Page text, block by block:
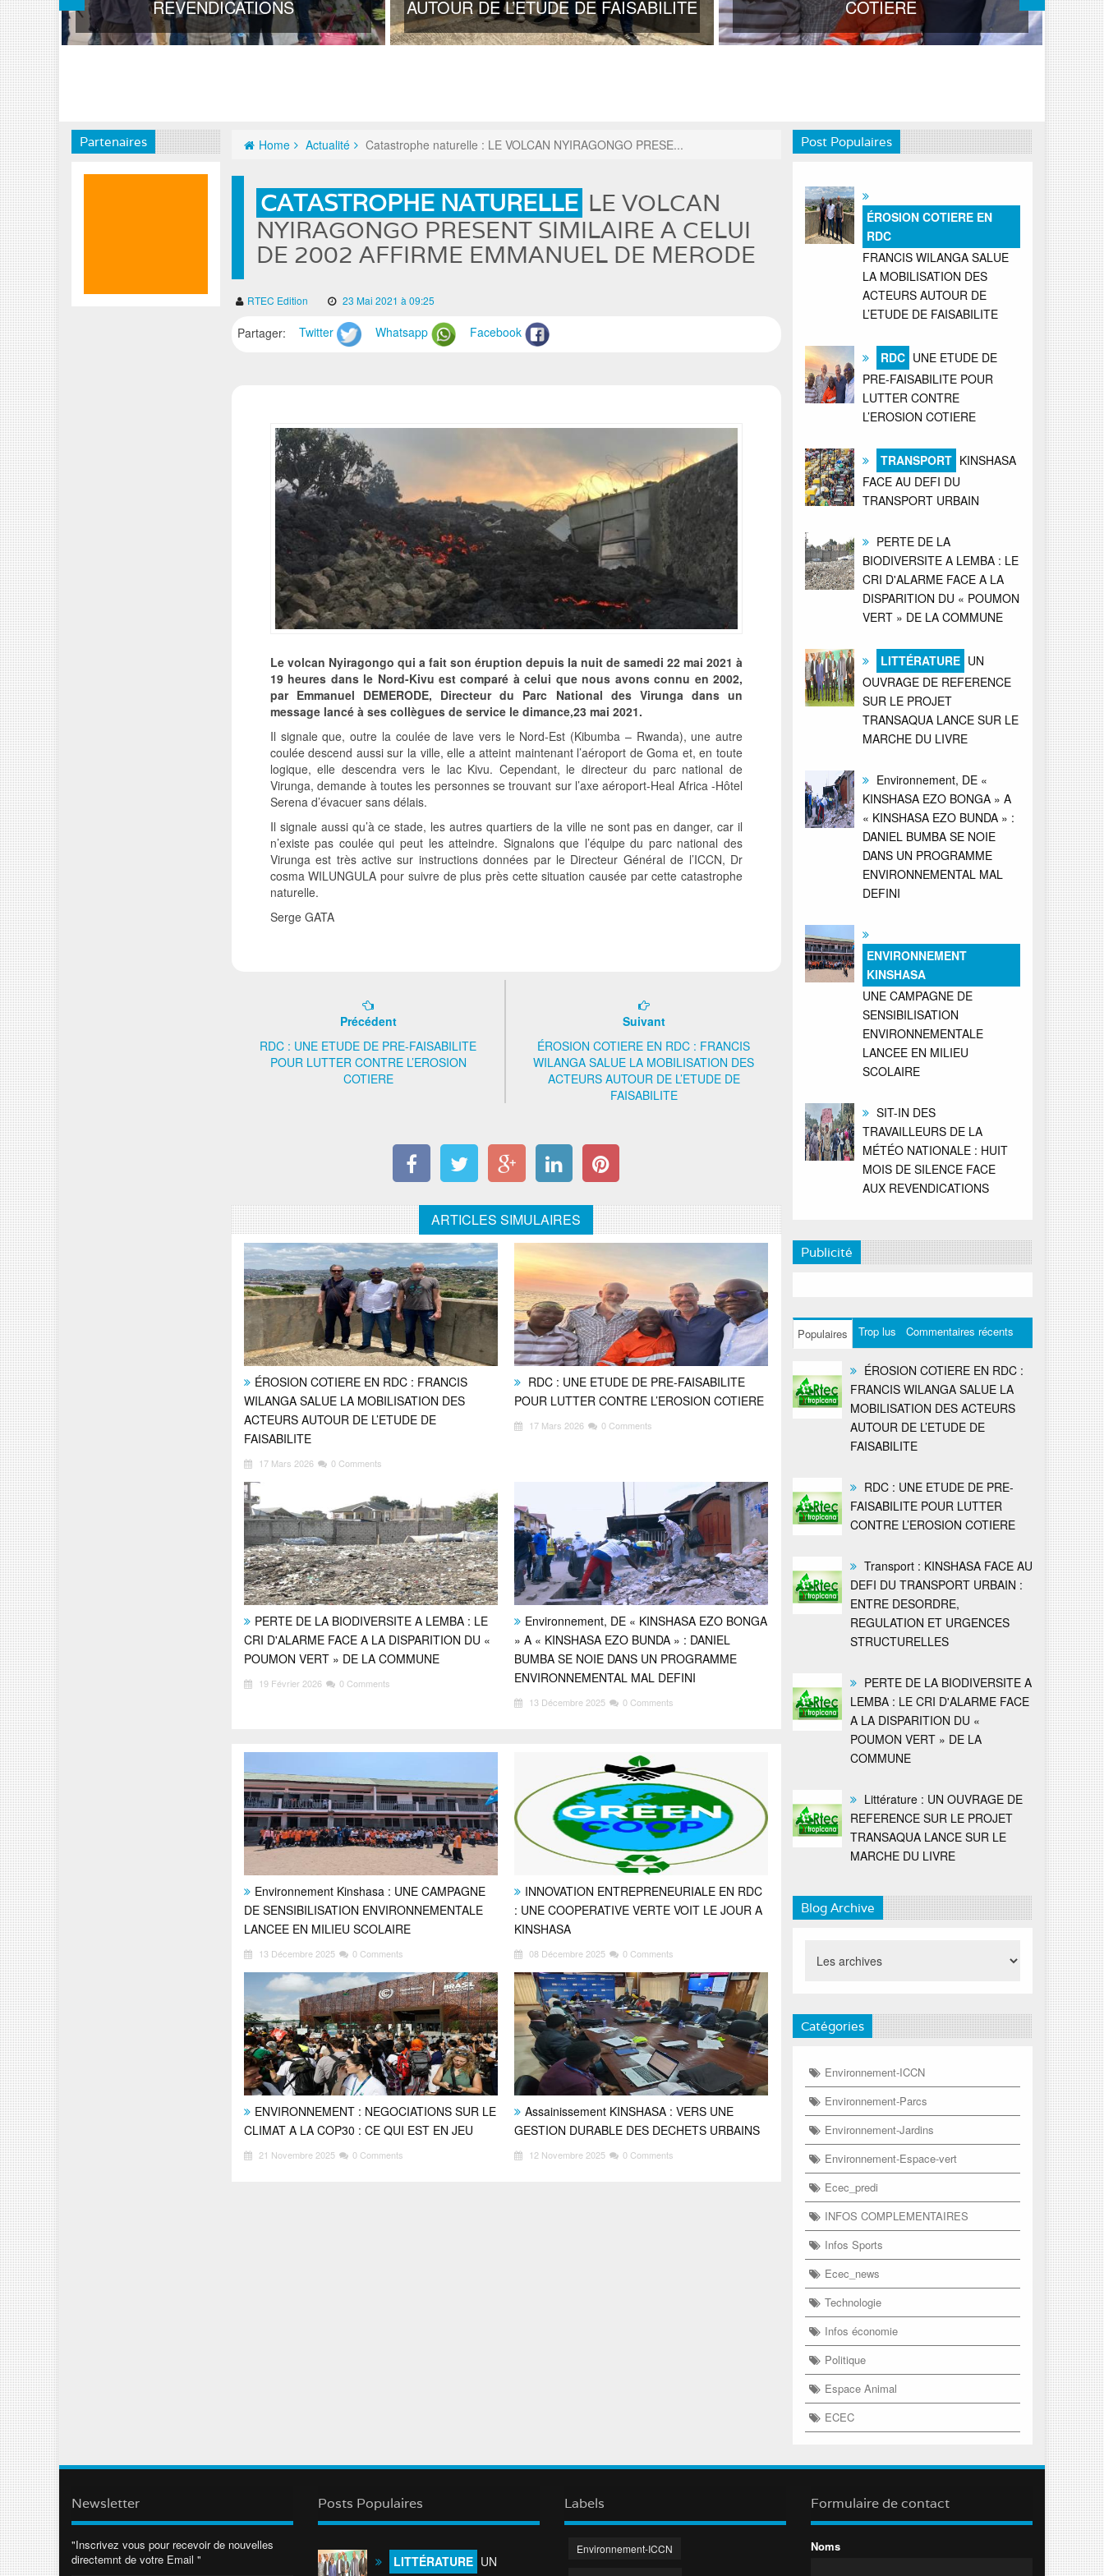
REVENDICATIONS AUTOUR DE L’ETUDE DE FAISABILITE COTIERE
Partenaires Home Actualité Catastrophe naturelle : LE VOLCAN NYIRAGONGO PRESE...
CATASTROPHE NATURELLE LE VOLCAN
NYIRAGONGO PRESENT SIMILAIRE A CELUI
DE 2002 AFFIRME EMMANUEL DE MERODE
RTEC Edition 23 Mai 2021 à 09:25
Partager: Twitter Whatsapp Facebook
Le volcan Nyiragongo qui a fait son éruption depuis la nuit de samedi 22 mai 2021 à
19 heures dans le Nord-Kivu est comparé à celui que nous avons connu en 2002,
par Emmanuel DEMERODE, Directeur du Parc National des Virunga dans un
message lancé à ses collègues de service le dimance,23 mai 2021.
Il signale que, outre la coulée de lave vers le Nord-Est (Kibumba – Rwanda), une autre
coulée descend aussi sur la ville, elle a atteint maintenant l’aéroport de Goma et, en toute
logique, elle descendra vers le lac Kivu. Cependant, le directeur du parc national de
Virunga, demande à toutes les personnes se trouvant sur l’axe aéroport-Heal Africa -Hôtel
Serena d’évacuer sans délais.
Il signale aussi qu’à ce stade, les autres quartiers de la ville ne sont pas en danger, car il
n’existe pas coulée qui peut les atteindre. Signalons que l’équipe du parc national des
Virunga est très active sur instructions données par le Directeur Général de l’ICCN, Dr
cosma WILUNGULA pour suivre de plus près cette situation causée par cette catastrophe
naturelle.
Serge GATA
Précédent
RDC : UNE ETUDE DE PRE-FAISABILITE
POUR LUTTER CONTRE L’EROSION
COTIERE
Suivant
ÉROSION COTIERE EN RDC : FRANCIS
WILANGA SALUE LA MOBILISATION DES
ACTEURS AUTOUR DE L’ETUDE DE
FAISABILITE
ARTICLES SIMULAIRES
ÉROSION COTIERE EN RDC : FRANCIS
WILANGA SALUE LA MOBILISATION DES
ACTEURS AUTOUR DE L’ETUDE DE
FAISABILITE
17 Mars 2026 0 Comments
RDC : UNE ETUDE DE PRE-FAISABILITE
POUR LUTTER CONTRE L’EROSION COTIERE
17 Mars 2026 0 Comments
PERTE DE LA BIODIVERSITE A LEMBA : LE
CRI D'ALARME FACE A LA DISPARITION DU «
POUMON VERT » DE LA COMMUNE
19 Février 2026 0 Comments
Environnement, DE « KINSHASA EZO BONGA
» A « KINSHASA EZO BUNDA » : DANIEL
BUMBA SE NOIE DANS UN PROGRAMME
ENVIRONNEMENTAL MAL DEFINI
13 Décembre 2025 0 Comments
Environnement Kinshasa : UNE CAMPAGNE
DE SENSIBILISATION ENVIRONNEMENTALE
LANCEE EN MILIEU SCOLAIRE
13 Décembre 2025 0 Comments
INNOVATION ENTREPRENEURIALE EN RDC
: UNE COOPERATIVE VERTE VOIT LE JOUR A
KINSHASA
08 Décembre 2025 0 Comments
ENVIRONNEMENT : NEGOCIATIONS SUR LE
CLIMAT A LA COP30 : CE QUI EST EN JEU
21 Novembre 2025 0 Comments
Assainissement KINSHASA : VERS UNE
GESTION DURABLE DES DECHETS URBAINS
12 Novembre 2025 0 Comments
Post Populaires
ÉROSION COTIERE EN
RDC
FRANCIS WILANGA SALUE
LA MOBILISATION DES
ACTEURS AUTOUR DE
L’ETUDE DE FAISABILITE
RDC UNE ETUDE DE
PRE-FAISABILITE POUR
LUTTER CONTRE
L’EROSION COTIERE
TRANSPORT KINSHASA
FACE AU DEFI DU
TRANSPORT URBAIN
PERTE DE LA
BIODIVERSITE A LEMBA : LE
CRI D'ALARME FACE A LA
DISPARITION DU « POUMON
VERT » DE LA COMMUNE
LITTÉRATURE UN
OUVRAGE DE REFERENCE
SUR LE PROJET
TRANSAQUA LANCE SUR LE
MARCHE DU LIVRE
Environnement, DE «
KINSHASA EZO BONGA » A
« KINSHASA EZO BUNDA » :
DANIEL BUMBA SE NOIE
DANS UN PROGRAMME
ENVIRONNEMENTAL MAL
DEFINI
ENVIRONNEMENT
KINSHASA
UNE CAMPAGNE DE
SENSIBILISATION
ENVIRONNEMENTALE
LANCEE EN MILIEU
SCOLAIRE
SIT-IN DES
TRAVAILLEURS DE LA
MÉTÉO NATIONALE : HUIT
MOIS DE SILENCE FACE
AUX REVENDICATIONS
Publicité
Populaires Trop lus Commentaires récents
ÉROSION COTIERE EN RDC :
FRANCIS WILANGA SALUE LA
MOBILISATION DES ACTEURS
AUTOUR DE L’ETUDE DE
FAISABILITE
RDC : UNE ETUDE DE PRE-
FAISABILITE POUR LUTTER
CONTRE L’EROSION COTIERE
Transport : KINSHASA FACE AU
DEFI DU TRANSPORT URBAIN :
ENTRE DESORDRE,
REGULATION ET URGENCES
STRUCTURELLES
PERTE DE LA BIODIVERSITE A
LEMBA : LE CRI D'ALARME FACE
A LA DISPARITION DU «
POUMON VERT » DE LA
COMMUNE
Littérature : UN OUVRAGE DE
REFERENCE SUR LE PROJET
TRANSAQUA LANCE SUR LE
MARCHE DU LIVRE
Blog Archive
Catégories
Environnement-ICCN
Environnement-Parcs
Environnement-Jardins
Environnement-Espace-vert
Ecec_predi
INFOS COMPLEMENTAIRES
Infos Sports
Ecec_news
Technologie
Infos économie
Politique
Espace Animal
ECEC
Newsletter
"Inscrivez vous pour recevoir de nouvelles
directemnt de votre Email "
Posts Populaires
LITTÉRATURE UN
Labels
Environnement-ICCN
Formulaire de contact
Noms